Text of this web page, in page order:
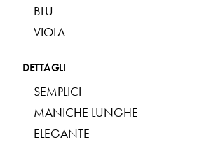
BLU
VIOLA
DETTAGLI
SEMPLICI
MANICHE LUNGHE
ELEGANTE